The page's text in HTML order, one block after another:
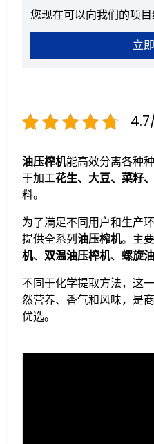
您现在可以向我们的项
立
油压榨机能高效分离各种
于加工花生、大豆、菜籽
料。
为了满足不同用户和生产
提供全系列油压榨机。主
机、 双温油压榨机、 螺旋
不同于化学提取方法，这
然营养、香气和风味，是
优选。